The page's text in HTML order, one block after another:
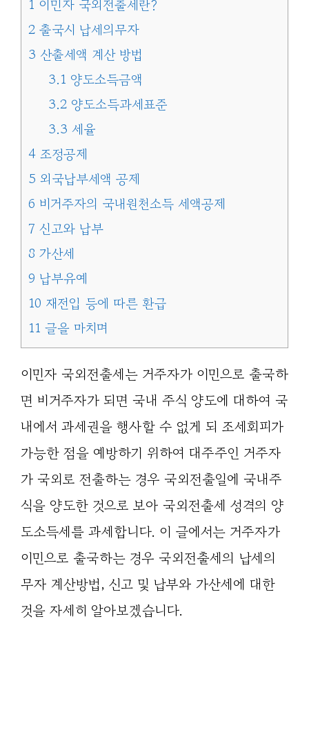
1 이민자 국외전출세란?
2 출국시 납세의무자
3 산출세액 계산 방법
3.1 양도소득금액
3.2양도소득과세표준
3.3 세율
4 조정공제
5 외국납부세액 공제
6 비거주자의 국내원천소득 세액공제
7 신고와 납부
8 가산세
9 납부유예
10 재전입 등에 따른 환급
11 글을 마치며
이민자 국외전출세는 거주자가 이민으로 출국하
면 비거주자가 되면 국내 주식 양도에 대하여 국
내에서 과세권을 행사할 수 없게 되 조세회피가
가능한 점을 예방하기 위하여 대주주인 거주자
가 국외로 전출하는 경우 국외전출일에 국내주
식을 양도한 것으로 보아 국외전출세 성격의 양
도소득세를 과세합니다. 이 글에서는 거주자가
이민으로 출국하는 경우 국외전출세의 납세의
무자 계산방법, 신고 및 납부와 가산세에 대한
것을 자세히 알아보겠습니다.